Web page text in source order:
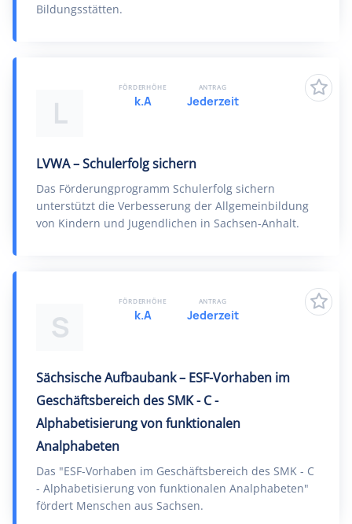
Bildungsstätten.
L
LVWA – Schulerfolg sichern
Das Förderungprogramm Schulerfolg sichern
unterstützt die Verbesserung der Allgemeinbildung
von Kindern und Jugendlichen in Sachsen-Anhalt.
FÖRDERHÖHE
k.A
ANTRAG
Jederzeit
S
Sächsische Aufbaubank – ESF-Vorhaben im
Geschäftsbereich des SMK - C -
Alphabetisierung von funktionalen
Analphabeten
Das "ESF-Vorhaben im Geschäftsbereich des SMK - C
- Alphabetisierung von funktionalen Analphabeten"
fördert Menschen aus Sachsen.
FÖRDERHÖHE
k.A
ANTRAG
Jederzeit